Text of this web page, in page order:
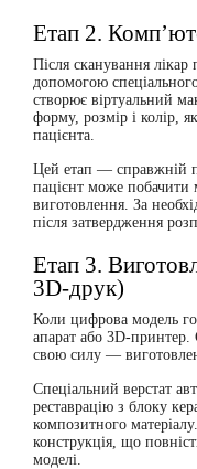
Етап 2.
Після сканування лікар
допомогою
створює віртуальний
форму, розмір і колір,
пацієнта.
Цей етап — справжній
пацієнт може побачити
виготовлення. За
після затвердження
Етап 3.
3D-друк)
Коли цифрова модель
апарат або 3D-принтер.
свою силу —
Спеціальний верстат
реставрацію з блоку
композитного
конструкція, що
моделі.